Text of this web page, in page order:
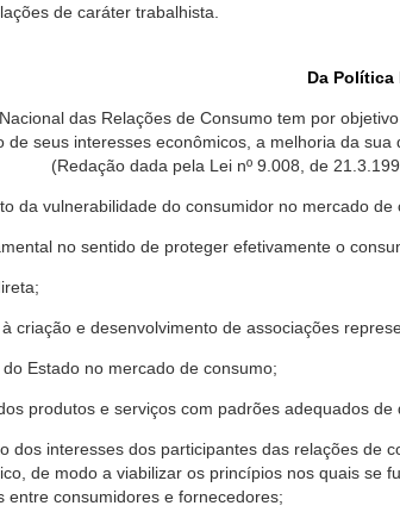
de caráter trabalhista.
Da Política
das Relações de Consumo tem por
de seus interesses econômicos, a melhoria da
(Redação dada pela Lei nº 9.008, de
da vulnerabilidade do consumidor no mercado de
no sentido de proteger efetivamente o
e desenvolvimento de associações
Estado no mercado de consumo;
e serviços com padrões adequados de
dos interesses dos participantes das relações de
de modo a viabilizar os princípios nos quais
entre consumidores e fornecedores;